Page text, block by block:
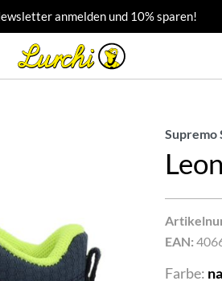
anmelden und 10% sparen!
Supremo
EAN:
Farbe: